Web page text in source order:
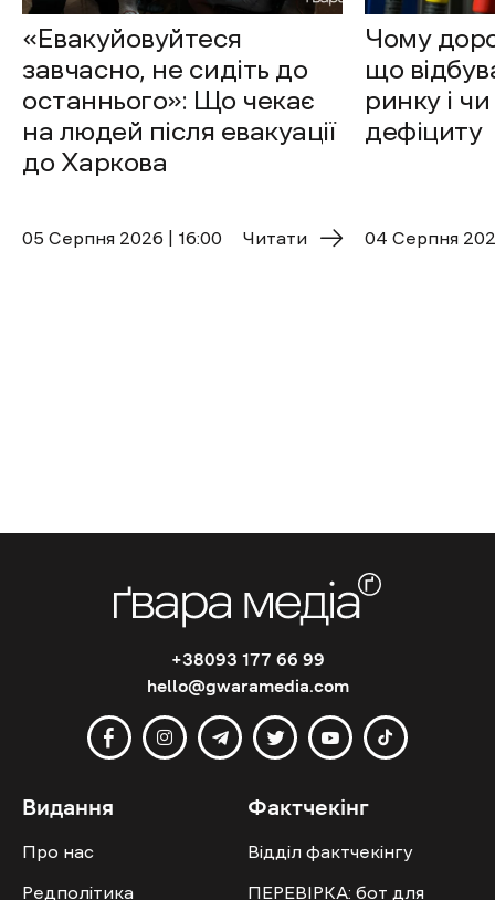
«Евакуйовуйтеся
завчасно, не сидіть до
останнього»: Що чекає
на людей після евакуації
до Харкова
05 Cерпня 2026 | 16:00 Читати
Чому
що
ринку і
дефіциту
04 Cерпня
+38093 177 66 99
hello@gwaramedia.com
Видання
Про нас
Редполітика
Фактчекінг
Відділ фактчекінгу
ПЕРЕВІРКА: бот для